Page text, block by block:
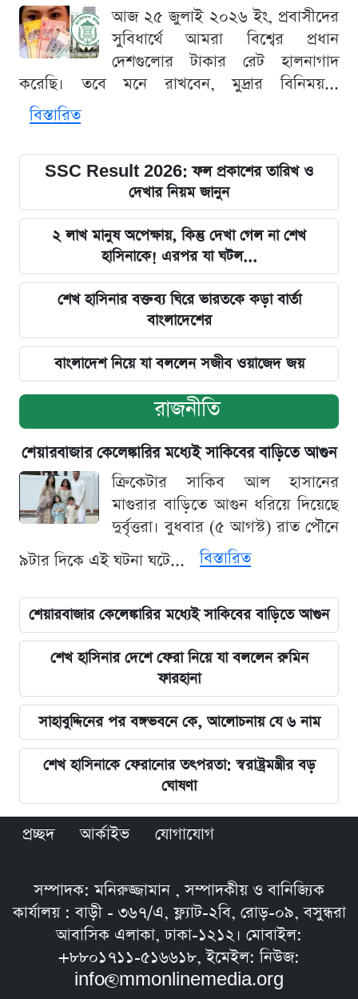
আজ ২৫ জুলাই ২০২৬ ইং, প্রবাসীদের
সুবিধার্থে আমরা বিশ্বের প্রধান
দেশগুলোর টাকার রেট হালনাগাদ
করেছি। তবে মনে রাখবেন, মুদ্রার বিনিময়...
বিস্তারিত
SSC Result 2026: ফল প্রকাশের তারিখ ও
দেখার নিয়ম জানুন
২ লাখ মানুষ অপেক্ষায়, কিন্তু দেখা গেল না শেখ
হাসিনাকে! এরপর যা ঘটল...
শেখ হাসিনার বক্তব্য ঘিরে ভারতকে কড়া বার্তা
বাংলাদেশের
বাংলাদেশ নিয়ে যা বললেন সজীব ওয়াজেদ জয়
রাজনীতি
শেয়ারবাজার কেলেঙ্কারির মধ্যেই সাকিবের বাড়িতে আগুন
ক্রিকেটার সাকিব আল হাসানের
মাগুরার বাড়িতে আগুন ধরিয়ে দিয়েছে
দুর্বৃত্তরা। বুধবার (৫ আগস্ট) রাত পৌনে
৯টার দিকে এই ঘটনা ঘটে...
বিস্তারিত
শেয়ারবাজার কেলেঙ্কারির মধ্যেই সাকিবের বাড়িতে আগুন
শেখ হাসিনার দেশে ফেরা নিয়ে যা বললেন রুমিন
ফারহানা
সাহাবুদ্দিনের পর বঙ্গভবনে কে, আলোচনায় যে ৬ নাম
শেখ হাসিনাকে ফেরানোর তৎপরতা: স্বরাষ্ট্রমন্ত্রীর বড়
ঘোষণা
প্রচ্ছদ আর্কাইভ যোগাযোগ
সম্পাদক: মনিরুজ্জামান , সম্পাদকীয় ও বানিজ্যিক
কার্যালয় : বাড়ী - ৩৬৭/এ, ফ্ল্যাট-২বি, রোড়-০৯, বসুন্ধরা
আবাসিক এলাকা, ঢাকা-১২১২। মোবাইল:
+৮৮০১৭১১-৫১৬৬১৮, ইমেইল: নিউজ:
info@mmonlinemedia.org